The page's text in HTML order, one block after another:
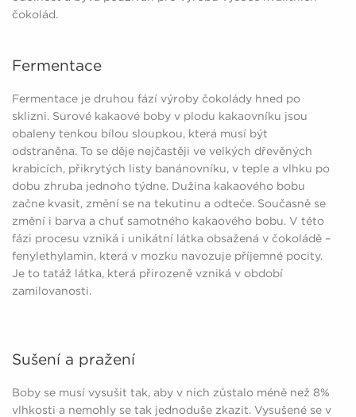
čokolád.
Fermentace
Fermentace je druhou fází výroby čokolády hned po
sklizni. Surové kakaové boby v plodu kakaovníku jsou
obaleny tenkou bílou sloupkou, která musí být
odstraněna. To se děje nejčastěji ve velkých dřevěných
krabicích, přikrytých listy banánovníku, v teple a vlhku po
dobu zhruba jednoho týdne. Dužina kakaového bobu
začne kvasit, změní se na tekutinu a odteče. Současně se
změní i barva a chuť samotného kakaového bobu. V této
fázi procesu vzniká i unikátní látka obsažená v čokoládě –
fenylethylamin, která v mozku navozuje příjemné pocity.
Je to tatáž látka, která přirozeně vzniká v období
zamilovanosti.
Sušení a pražení
Boby se musí vysušit tak, aby v nich zůstalo méně než 8%
vlhkosti a nemohly se tak jednoduše zkazit. Vysušené se v